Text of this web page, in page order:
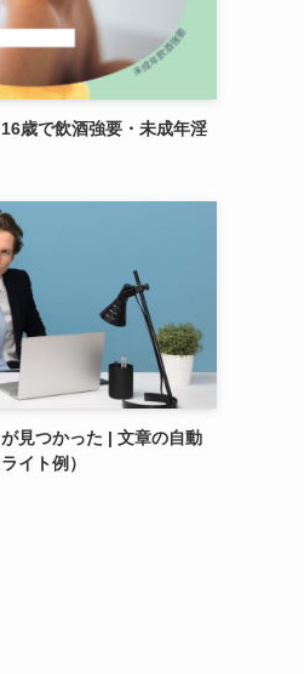
16歳で飲酒強要・未成年淫
見つかった | 文章の自動
イト例）